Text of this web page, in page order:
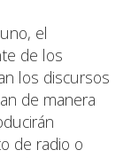
el
de los
los discursos
de manera
de radio o